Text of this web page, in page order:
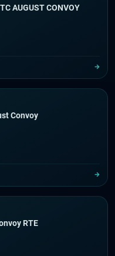
AUGUST CONVOY
Convoy
RTE